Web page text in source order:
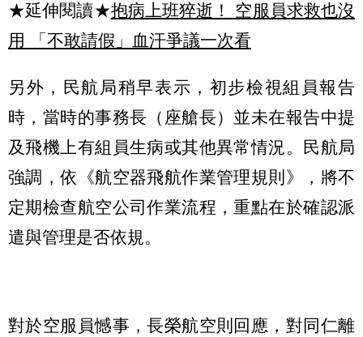
★延伸閱讀★抱病上班猝逝！ 空服員求救也沒
用 「不敢請假」血汗爭議一次看
另外，民航局稍早表示，初步檢視組員報告
時，當時的事務長（座艙長）並未在報告中提
及飛機上有組員生病或其他異常情況。民航局
強調，依《航空器飛航作業管理規則》，將不
定期檢查航空公司作業流程，重點在於確認派
遣與管理是否依規。
對於空服員憾事，長榮航空則回應，對同仁離